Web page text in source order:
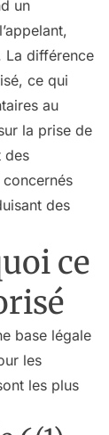
un
La différence
ce qui
au
la prise de
des
des
ce
base légale
les
les plus